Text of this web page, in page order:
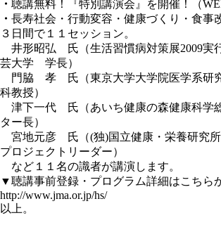
・ 聴講無料！『特別講演会』を開催！（
・ 長寿社会・行動変容・健康づくり・食事
３日間で１１セッション。
井形昭弘 氏（生活習慣病対策展2009実
芸大学 学長）
門脇 孝 氏（東京大学大学院医学系研
科教授）
津下一代 氏（あいち健康の森健康科学
ター長）
宮地元彦 氏（(独)国立健康・栄養研究所
プロジェクトリーダー）
など１１名の識者が講演します。
▼聴講事前登録・プログラム詳細はこちら
http://www.jma.or.jp/hs/
以上。